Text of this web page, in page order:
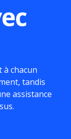
chacun
tandis
assistance